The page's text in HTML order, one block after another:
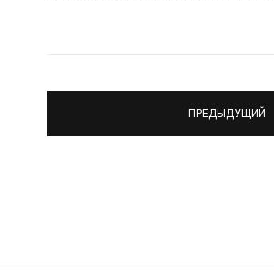
ПРЕДЫДУЩИЙ